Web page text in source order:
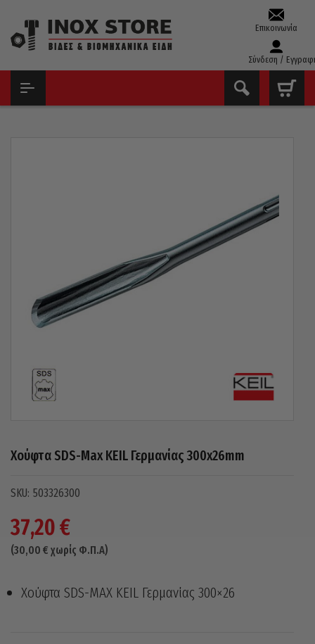
Επικοινωνία
Σύνδεση /
Χούφτα SDS-Max KEIL Γερμανίας 300x26mm
503326300
37,20€
(30,00 € χωρίς Φ.Π.Α)
Χούφτα SDS-MAX KEIL Γερμανίας 300×26